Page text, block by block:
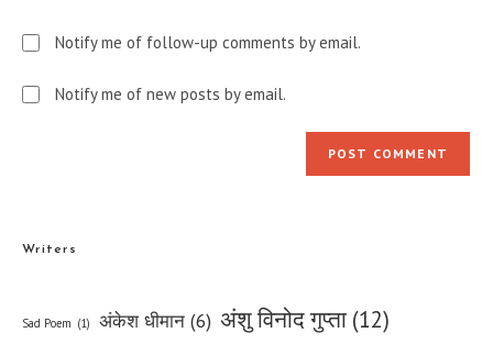
Notify me of follow-up comments by email.
Notify me of new posts by email.
Writers
Sad Poem (1) अंकेश धीमान (6) अंशु विनोद गुप्ता (12)